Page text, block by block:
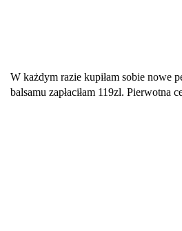
W każdym razie kupiłam sobie nowe
balsamu zapłaciłam 119zl. Pierwotna